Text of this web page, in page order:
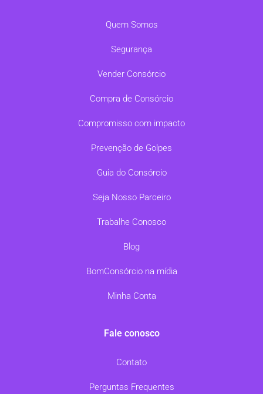
Quem Somos
Segurança
Vender Consórcio
Compra de Consórcio
Compromisso com impacto
Prevenção de Golpes
Guia do Consórcio
Seja Nosso Parceiro
Trabalhe Conosco
Blog
BomConsórcio na mídia
Minha Conta
Fale conosco
Contato
Perguntas Frequentes